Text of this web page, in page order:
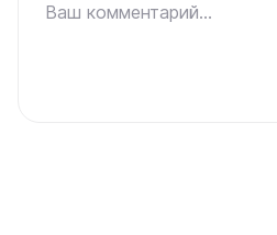
Ваш комментарий...